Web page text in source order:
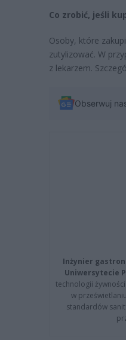
Co zrobić, jeśli
Osoby, które
zutylizować. W
z lekarzem.
Obserwuj
Inżynier
Uniwersytecie
technologii
w
standardów